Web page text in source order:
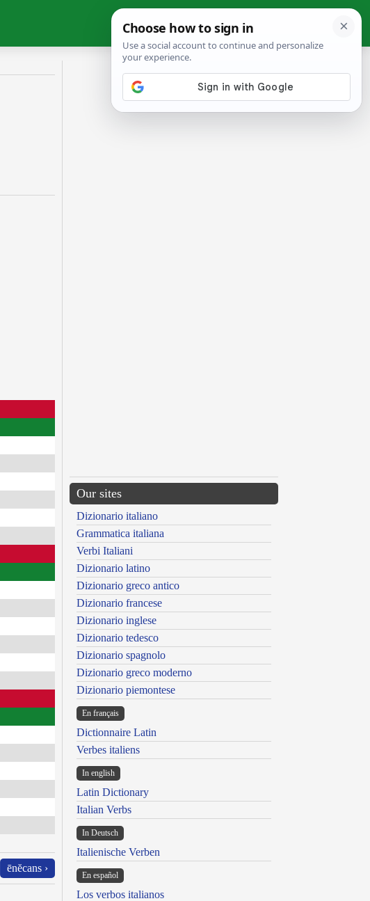
ēnĕcans ›
Our sites
Dizionario italiano
Grammatica italiana
Verbi Italiani
Dizionario latino
Dizionario greco antico
Dizionario francese
Dizionario inglese
Dizionario tedesco
Dizionario spagnolo
Dizionario greco moderno
Dizionario piemontese
En français
Dictionnaire Latin
Verbes italiens
In english
Latin Dictionary
Italian Verbs
In Deutsch
Italienische Verben
En español
Los verbos italianos